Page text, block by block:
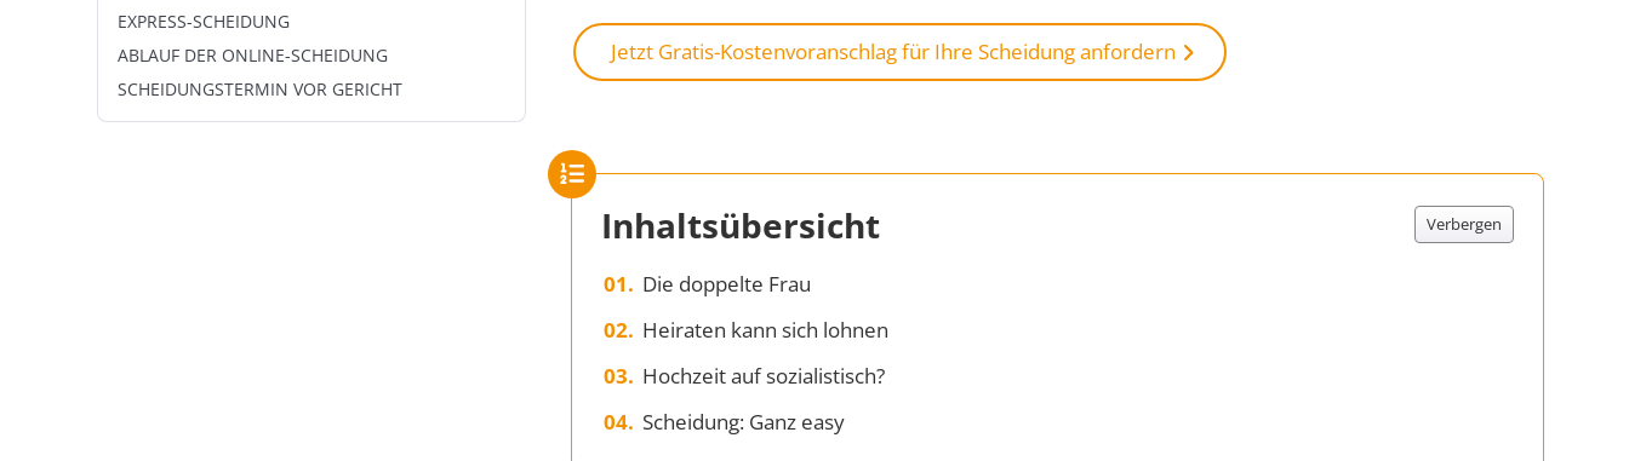
EXPRESS-SCHEIDUNG
ABLAUF DER ONLINE-SCHEIDUNG
SCHEIDUNGSTERMIN VOR GERICHT
Jetzt Gratis-Kostenvoranschlag für Ihre Scheidung anfordern
Inhaltsübersicht Verbergen
Die doppelte Frau
Heiraten kann sich lohnen
Hochzeit auf sozialistisch?
Scheidung: Ganz easy